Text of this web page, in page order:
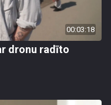
00:03:18
dronu radīto